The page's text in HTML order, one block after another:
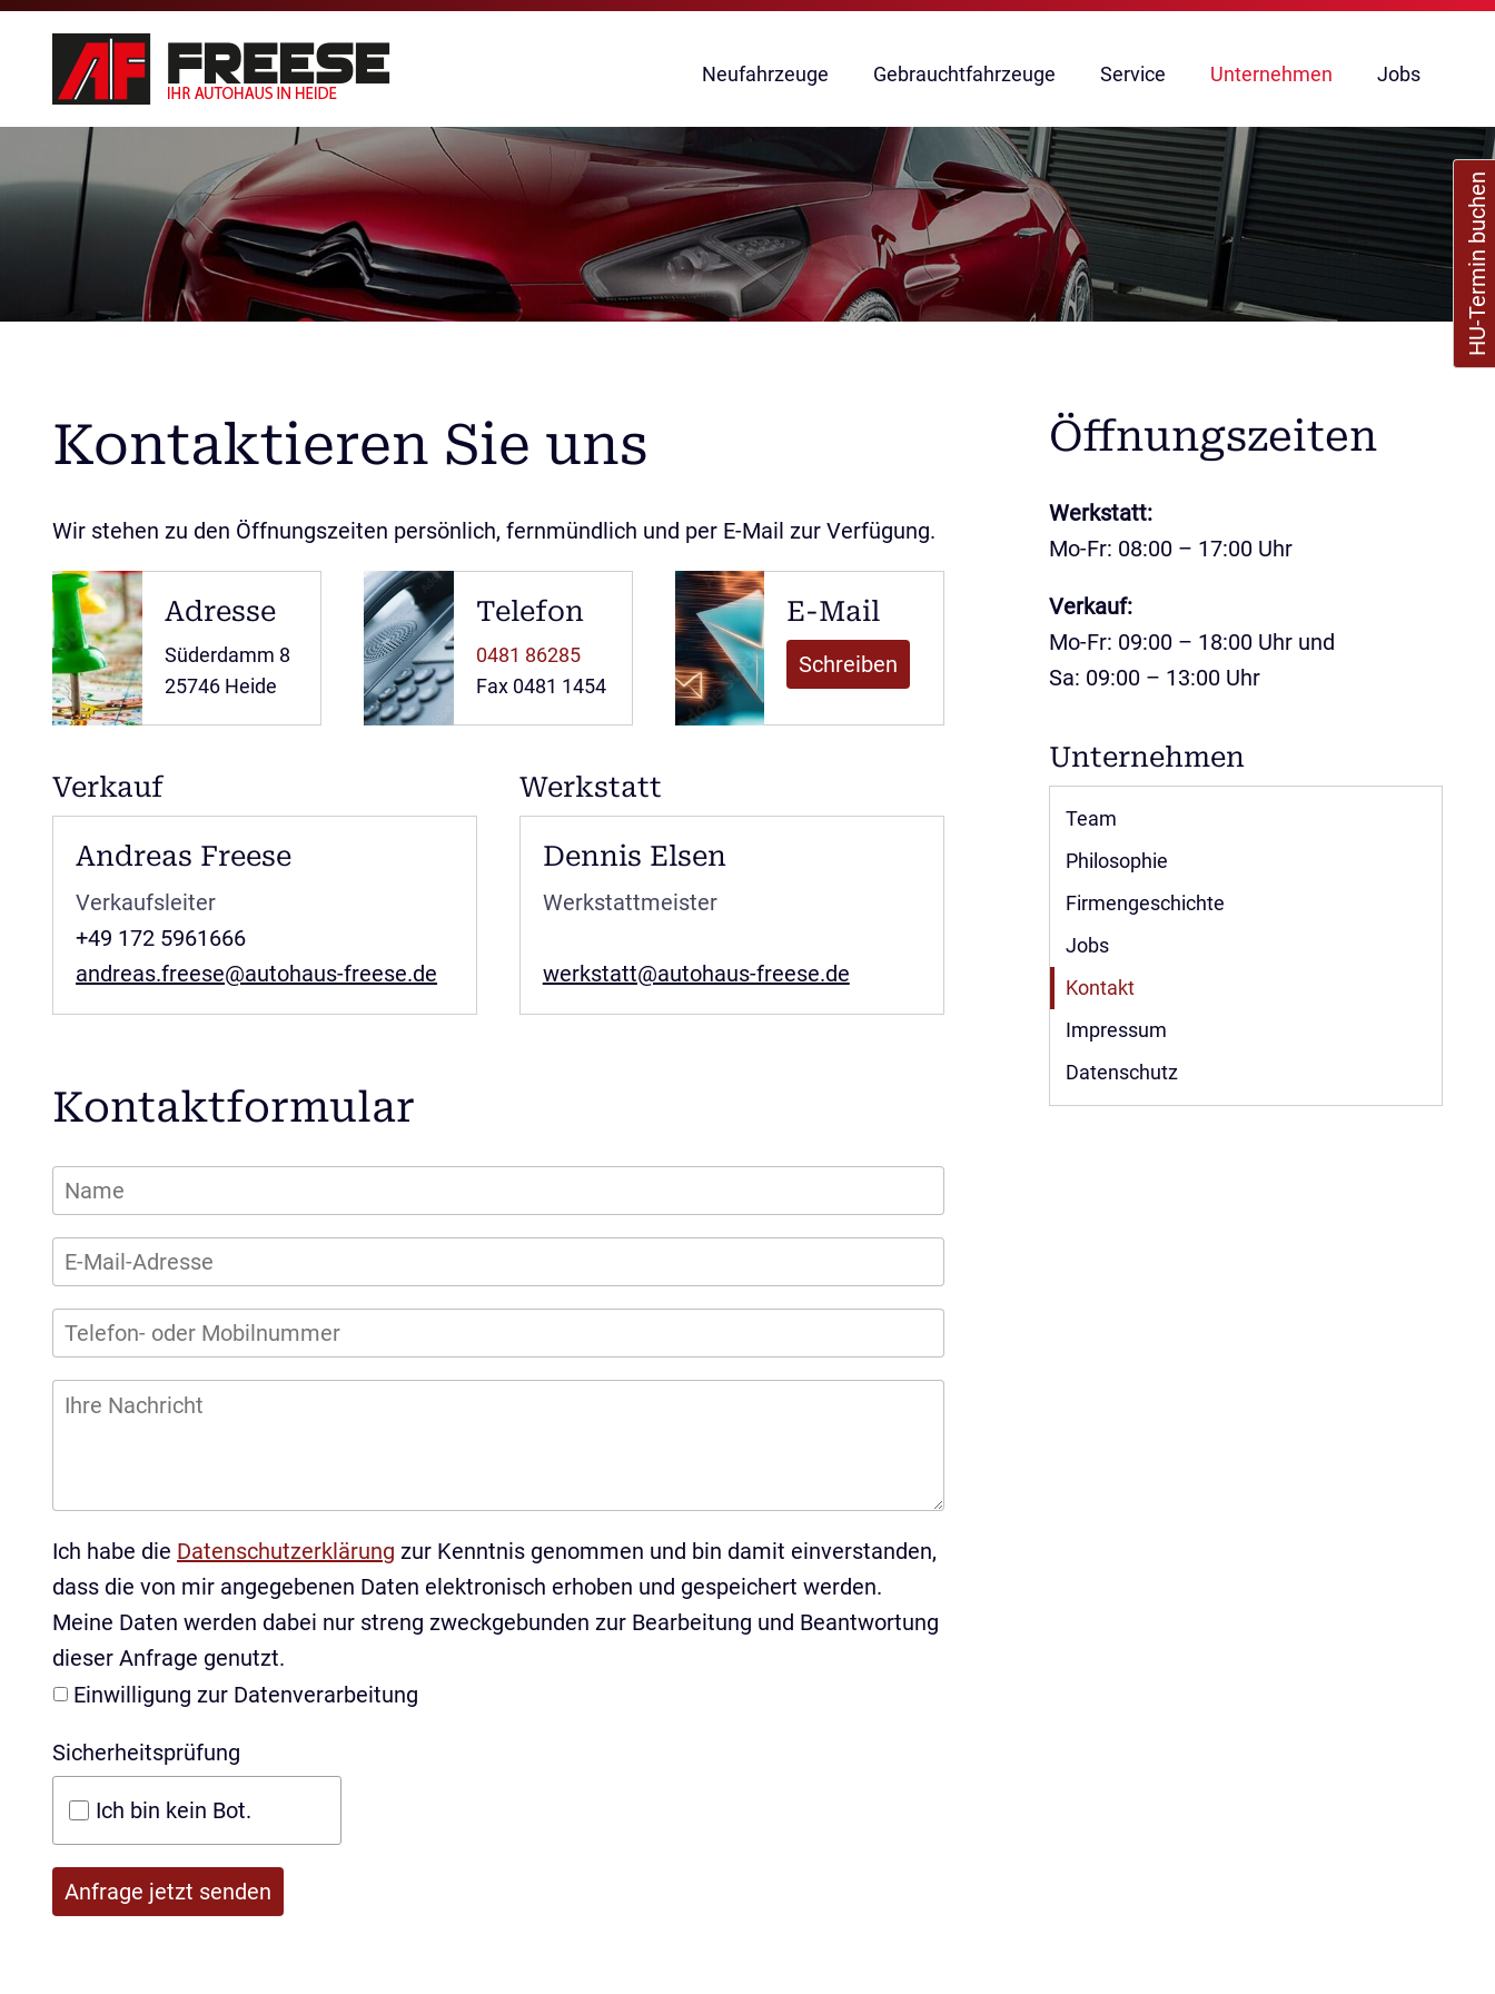
Navigation
überspringen
Neufahrzeuge Gebrauchtfahrzeuge Service Unternehmen Jobs
Kontaktieren Sie uns
Wir stehen zu den Öffnungszeiten persönlich, fernmündlich und per E-Mail zur Verfügung.
Adresse
Süderdamm 8
25746 Heide
Telefon
0481 86285
Fax 0481 1454
E-Mail
Schreiben
Verkauf
Andreas Freese
Verkaufsleiter
+49 172 5961666
andreas.freese@autohaus-freese.de
Werkstatt
Dennis Elsen
Werkstattmeister
werkstatt@autohaus-freese.de
Kontaktformular
Ich habe die Datenschutzerklärung zur Kenntnis genommen und bin damit einverstanden,
dass die von mir angegebenen Daten elektronisch erhoben und gespeichert werden.
Meine Daten werden dabei nur streng zweckgebunden zur Bearbeitung und Beantwortung
dieser Anfrage genutzt.
Einwilligung zur Datenverarbeitung
Sicherheitsprüfung
Ich bin kein Bot.
Anfrage jetzt senden
Öffnungszeiten
Werkstatt:
Mo-Fr: 08:00 – 17:00 Uhr
Verkauf:
Mo-Fr: 09:00 – 18:00 Uhr und
Sa: 09:00 – 13:00 Uhr
Unternehmen
Navigation
Team
Philosophie
Firmengeschichte
Jobs
Kontakt
Impressum
Datenschutz
HU-Termin buchen